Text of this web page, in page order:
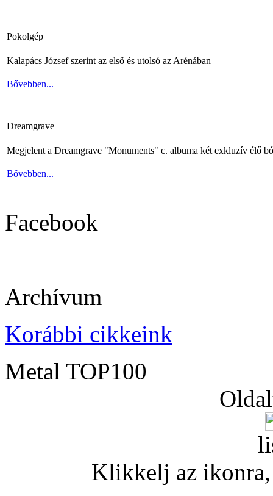
Pokolgép
Kalapács József szerint az első és utolsó az Arénában
Bővebben...
Dreamgrave
Megjelent a Dreamgrave "Monuments" c. albuma két exkluzív élő
Bővebben...
Facebook
Archívum
Korábbi cikkeink
Metal TOP100
Klikkelj az ikonra,